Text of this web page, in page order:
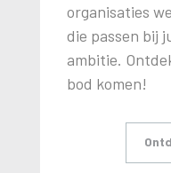
organisaties
die passen bij
ambitie.
bod komen!